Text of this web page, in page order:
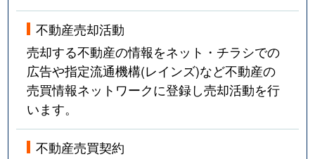
不動産売却活動
売却する不動産の情報をネット・チラシでの
広告や指定流通機構(レインズ)など不動産の
売買情報ネットワークに登録し売却活動を行
います。
不動産売買契約